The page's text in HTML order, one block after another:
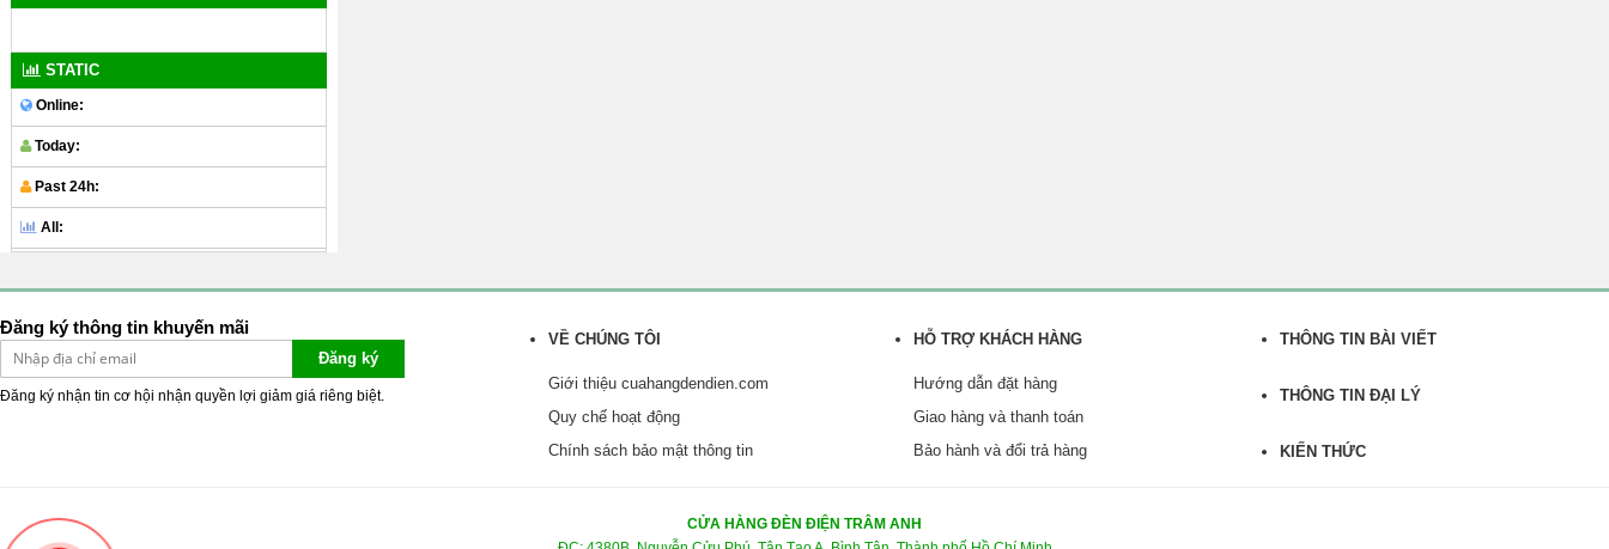
STATIC
Online:
Today:
Past 24h:
All:
Đăng ký thông tin khuyến mãi
Đăng ký
Đăng ký nhận tin cơ hội nhận quyền lợi giảm giá riêng biệt.
VỀ CHÚNG TÔI
Giới thiệu cuahangdendien.com
Quy chế hoạt động
Chính sách bảo mật thông tin
HỖ TRỢ KHÁCH HÀNG
Hướng dẫn đặt hàng
Giao hàng và thanh toán
Bảo hành và đổi trả hàng
THÔNG TIN BÀI VIẾT
THÔNG TIN ĐẠI LÝ
KIẾN THỨC
CỬA HÀNG ĐÈN ĐIỆN TRÂM ANH